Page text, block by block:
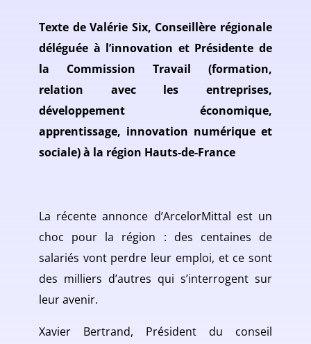
Texte de Valérie Six, Conseillère régionale
déléguée à l’innovation et Présidente de
la Commission Travail (formation,
relation avec les entreprises,
développement économique,
apprentissage, innovation numérique et
sociale) à la région Hauts-de-France
La récente annonce d’ArcelorMittal est un
choc pour la région : des centaines de
salariés vont perdre leur emploi, et ce sont
des milliers d’autres qui s’interrogent sur
leur avenir.
Xavier Bertrand, Président du conseil